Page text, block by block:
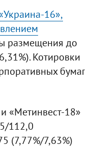
16»,
размещения до
Котировки
бумаг
«Метинвест-18»
112,0
(7,77%/7,63%)